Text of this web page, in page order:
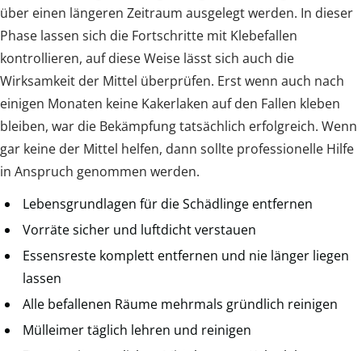
über einen längeren Zeitraum ausgelegt werden. In dieser
Phase lassen sich die Fortschritte mit Klebefallen
kontrollieren, auf diese Weise lässt sich auch die
Wirksamkeit der Mittel überprüfen. Erst wenn auch nach
einigen Monaten keine Kakerlaken auf den Fallen kleben
bleiben, war die Bekämpfung tatsächlich erfolgreich. Wenn
gar keine der Mittel helfen, dann sollte professionelle Hilfe
in Anspruch genommen werden.
Lebensgrundlagen für die Schädlinge entfernen
Vorräte sicher und luftdicht verstauen
Essensreste komplett entfernen und nie länger liegen
lassen
Alle befallenen Räume mehrmals gründlich reinigen
Mülleimer täglich lehren und reinigen